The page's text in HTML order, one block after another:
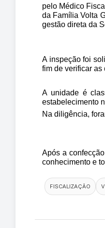
pelo Médico
da Família Volta
gestão direta da
A inspeção foi
fim de verificar
A unidade é
estabelecimento
Na diligência,
Após a
conhecimento e
FISCALIZAÇÃO